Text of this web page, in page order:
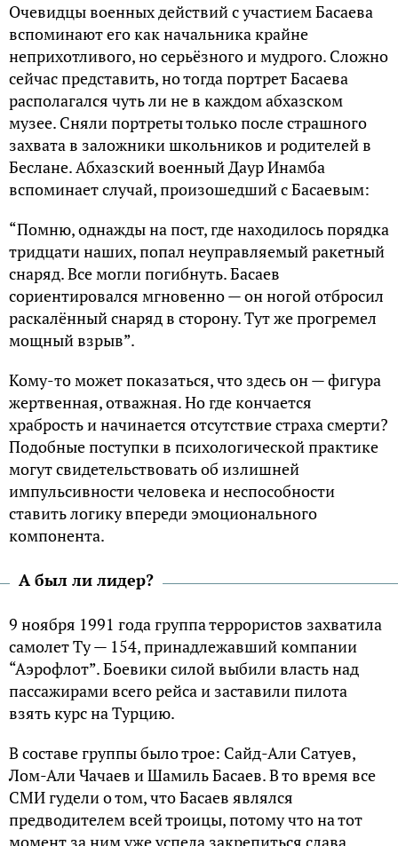
Очевидцы военных действий с участием Басаева
вспоминают его как начальника крайне
неприхотливого, но серьёзного и мудрого. Сложно
сейчас представить, но тогда портрет Басаева
располагался чуть ли не в каждом абхазском
музее. Сняли портреты только после страшного
захвата в заложники школьников и родителей в
Беслане. Абхазский военный Даур Инамба
вспоминает случай, произошедший с Басаевым:
“Помню, однажды на пост, где находилось порядка
тридцати наших, попал неуправляемый ракетный
снаряд. Все могли погибнуть. Басаев
сориентировался мгновенно — он ногой отбросил
раскалённый снаряд в сторону. Тут же прогремел
мощный взрыв”.
Кому-то может показаться, что здесь он — фигура
жертвенная, отважная. Но где кончается
храбрость и начинается отсутствие страха смерти?
Подобные поступки в психологической практике
могут свидетельствовать об излишней
импульсивности человека и неспособности
ставить логику впереди эмоционального
компонента.
А был ли лидер?
9 ноября 1991 года группа террористов захватила
самолет Ту — 154, принадлежавший компании
“Аэрофлот”. Боевики силой выбили власть над
пассажирами всего рейса и заставили пилота
взять курс на Турцию.
В составе группы было трое: Сайд-Али Сатуев,
Лом-Али Чачаев и Шамиль Басаев. В то время все
СМИ гудели о том, что Басаев являлся
предводителем всей троицы, потому что на тот
момент за ним уже успела закрепиться слава